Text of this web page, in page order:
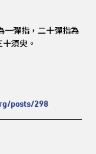
一彈指，二十彈指為
須臾。
posts/298